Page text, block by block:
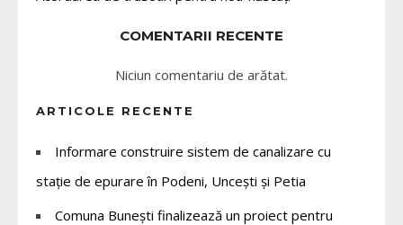
COMENTARII RECENTE
Niciun comentariu de arătat.
ARTICOLE RECENTE
Informare construire sistem de canalizare cu
stație de epurare în Podeni, Uncești și Petia
Comuna Bunești finalizează un proiect pentru